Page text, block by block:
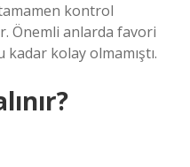
tamamen kontrol
Önemli anlarda favori
kolay olmamıştı.